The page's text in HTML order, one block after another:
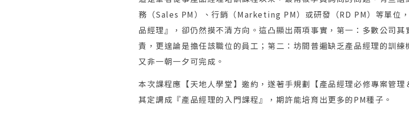
務（Sales PM）、行銷（Marketing PM）或研發（RD PM）等單位
品經理』，卻仍然摸不清方向。這凸顯出兩項事實，第一：多數公司
責，更遑論是擔任該職位的員工；第二：坊間普遍缺乏產品經理的訓
又非一朝一夕可完成。
本次課程應【天地人學堂】邀約，遂著手規劃【產品經理必修專案管
其定調成『產品經理的入門課程』，期許能培育出更多的PM種子。